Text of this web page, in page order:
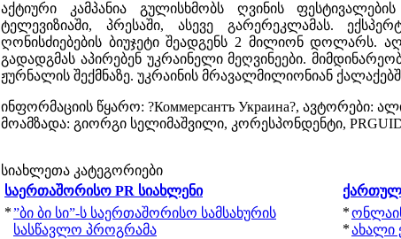
აქტიური კამპანია გულისხმობს ღვინის
ტელევიზიაში, პრესაში, ასევე გარერეკლამას.
ღონისძიებების ბიუჯეტი შეადგენს 2 მილიონ დოლარს.
გადადგმას აპირებენ უკრაინელი მეღვინეები.
ჟურნალის შექმნაზე. უკრაინის მრავალმილიონიან
ინფორმაციის წყარო: ?Коммерсантъ Украина?, ავტორები:
მოამზადა: გიორგი სელიმაშვილი, კორესპონდენტი,
სიახლეთა კატეგორიები
საერთაშორისო PR სიახლენი
*”ბი ბი სი”-ს საერთაშორისო სამსახურის
სასწავლო პროგრამა
*
*ახალი